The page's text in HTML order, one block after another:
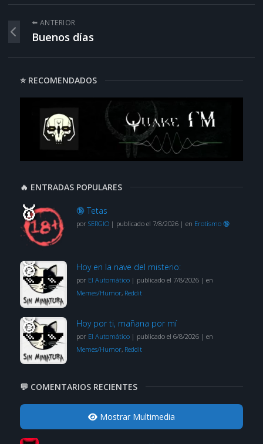
⬅️ ANTERIOR
Buenos días
⭐ RECOMENDADOS
🔥 ENTRADAS POPULARES
🔞 Tetas
por SERGIO| publicado el 7/8/2026| en Erotismo 🔞
Hoy en la nave del misterio:
por El Automático| publicado el 7/8/2026| en
Memes/Humor, Reddit
Hoy por ti, mañana por mí
por El Automático| publicado el 6/8/2026| en
Memes/Humor, Reddit
💬 COMENTARIOS RECIENTES
Mostrar Multimedia